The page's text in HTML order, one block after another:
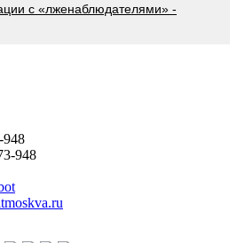
с «лженаблюдателями» -
948
948